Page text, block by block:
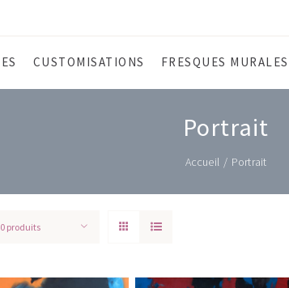
CUSTOMISATIONS FRESQUES MURALES
Portrait
Accueil / Portrait
produits